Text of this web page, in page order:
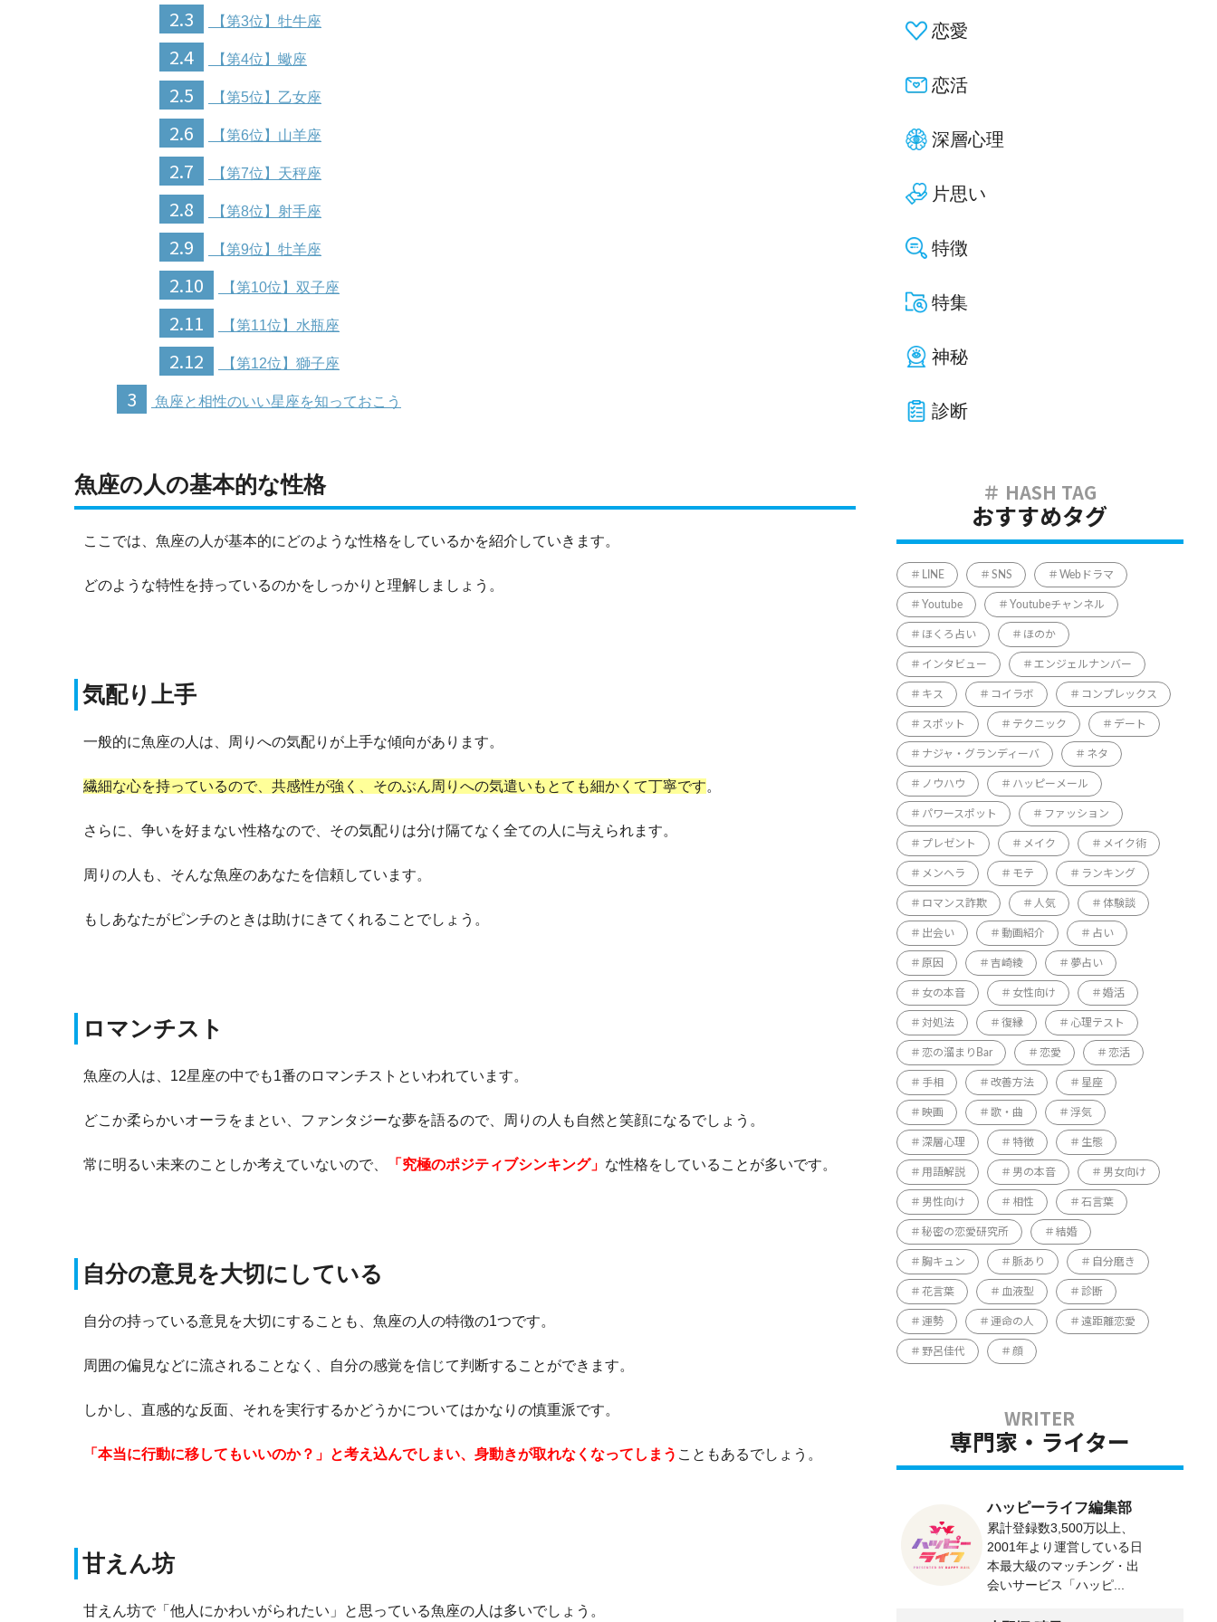
2.3 【第3位】牡牛座
2.4 【第4位】蠍座
2.5 【第5位】乙女座
2.6 【第6位】山羊座
2.7 【第7位】天秤座
2.8 【第8位】射手座
2.9 【第9位】牡羊座
2.10 【第10位】双子座
2.11 【第11位】水瓶座
2.12 【第12位】獅子座
3 魚座と相性のいい星座を知っておこう
魚座の人の基本的な性格
ここでは、魚座の人が基本的にどのような性格をしているかを紹介していきます。
どのような特性を持っているのかをしっかりと理解しましょう。
気配り上手
一般的に魚座の人は、周りへの気配りが上手な傾向があります。
繊細な心を持っているので、共感性が強く、そのぶん周りへの気遣いもとても細かくて丁寧です。
さらに、争いを好まない性格なので、その気配りは分け隔てなく全ての人に与えられます。
周りの人も、そんな魚座のあなたを信頼しています。
もしあなたがピンチのときは助けにきてくれることでしょう。
ロマンチスト
魚座の人は、12星座の中でも1番のロマンチストといわれています。
どこか柔らかいオーラをまとい、ファンタジーな夢を語るので、周りの人も自然と笑顔になるでしょう。
常に明るい未来のことしか考えていないので、 「究極のポジティブシンキング」 な性格をしていることが多いです。
自分の意見を大切にしている
自分の持っている意見を大切にすることも、魚座の人の特徴の1つです。
周囲の偏見などに流されることなく、自分の感覚を信じて判断することができます。
しかし、直感的な反面、それを実行するかどうかについてはかなりの慎重派です。
「本当に行動に移してもいいのか？」と考え込んでしまい、身動きが取れなくなってしまう こともあるでしょう。
甘えん坊
甘えん坊で「他人にかわいがられたい」と思っている魚座の人は多いでしょう。
恋愛
恋活
深層心理
片思い
特徴
特集
神秘
診断
おすすめタグ
LINE SNS Webドラマ
Youtube Youtubeチャンネル
ほくろ占い ほのか
インタビュー エンジェルナンバー
キス コイラボ コンプレックス
スポット テクニック デート
ナジャ・グランディーバ ネタ
ノウハウ ハッピーメール
パワースポット ファッション
プレゼント メイク メイク術
メンヘラ モテ ランキング
ロマンス詐欺 人気 体験談
出会い 動画紹介 占い
原因 吉崎綾 夢占い
女の本音 女性向け 婚活
対処法 復縁 心理テスト
恋の溜まりBar 恋愛 恋活
手相 改善方法 星座
映画 歌・曲 浮気
深層心理 特徴 生態
用語解説 男の本音 男女向け
男性向け 相性 石言葉
秘密の恋愛研究所 結婚
胸キュン 脈あり 自分磨き
花言葉 血液型 診断
運勢 運命の人 遠距離恋愛
野呂佳代 顔
専門家・ライター
ハッピーライフ編集部
累計登録数3,500万以上、
2001年より運営している日
本最大級のマッチング・出
会いサービス「ハッピ...